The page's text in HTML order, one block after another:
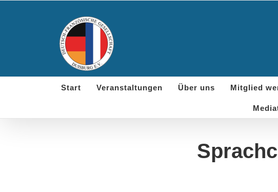
Start Veranstaltungen Über uns Mitglied